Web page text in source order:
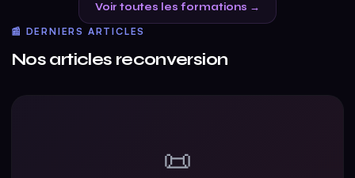
Voir toutes les formations →
📰 DERNIERS ARTICLES
Nos articles reconversion
📜